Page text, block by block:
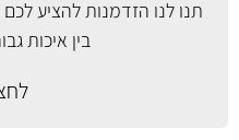
תנו לנו הזדמנות להציע
בין איכות